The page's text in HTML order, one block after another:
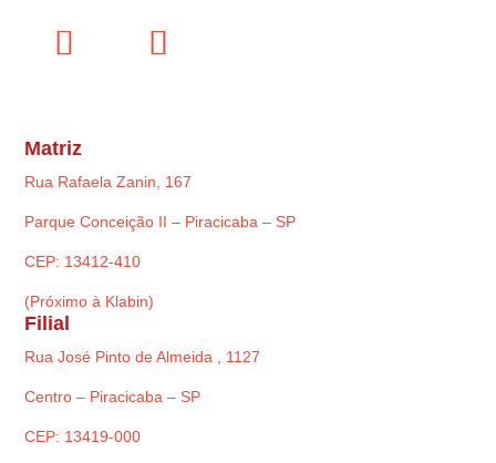
Matriz
Rua Rafaela Zanin, 167
Parque Conceição II – Piracicaba – SP
CEP: 13412-410
(Próximo à Klabin)
Filial
Rua José Pinto de Almeida , 1127
Centro – Piracicaba – SP
CEP: 13419-000